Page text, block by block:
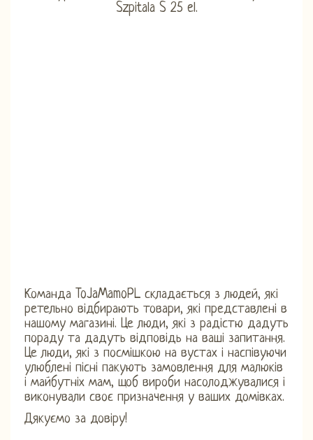
Команда ToJaMamoPL складається з людей, які
ретельно відбирають товари, які представлені в
нашому магазині. Це люди, які з радістю дадуть
пораду та дадуть відповідь на ваші запитання.
Це люди, які з посмішкою на вустах і наспівуючи
улюблені пісні пакують замовлення для малюків
і майбутніх мам, щоб вироби насолоджувалися і
виконували своє призначення у ваших домівках.
Дякуємо за довіру!